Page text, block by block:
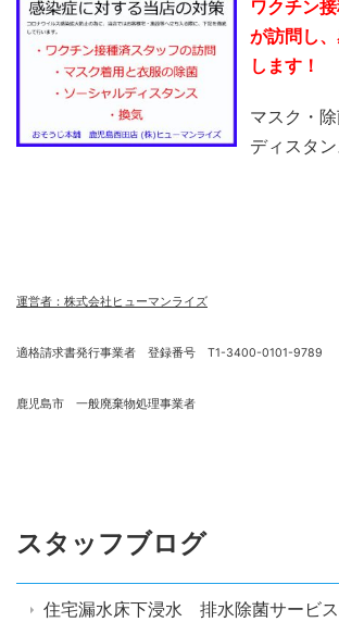
ワクチン
が訪問し
します！
マスク・
ディスタ
運営者：株式会社ヒューマンライズ
適格請求書発行事業者 登録番号 T1-3400-0101-9789
鹿児島市 一般廃棄物処理事業者
スタッフブログ
住宅漏水床下浸水 排水除菌サービス